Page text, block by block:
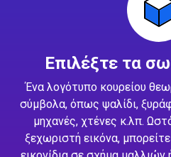
Επιλέξτε τα
Ένα λογότυπο κουρείου
σύμβολα, όπως ψαλίδι,
μηχανές, χτένες κ.λπ.
ξεχωριστή εικόνα,